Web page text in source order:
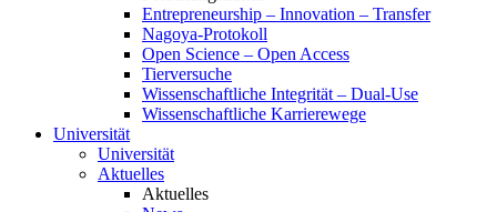
Entrepreneurship – Innovation – Transfer
Nagoya-Protokoll
Open Science – Open Access
Tierversuche
Wissenschaftliche Integrität – Dual-Use
Wissenschaftliche Karrierewege
Universität
Universität
Aktuelles
Aktuelles